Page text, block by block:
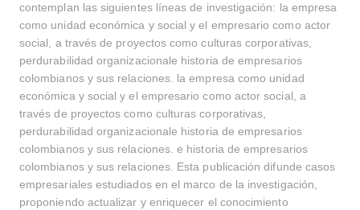
contemplan las siguientes líneas de investigación: la empresa
como unidad económica y social y el empresario como actor
social, a través de proyectos como culturas corporativas,
perdurabilidad organizacionale historia de empresarios
colombianos y sus relaciones. la empresa como unidad
económica y social y el empresario como actor social, a
través de proyectos como culturas corporativas,
perdurabilidad organizacionale historia de empresarios
colombianos y sus relaciones. e historia de empresarios
colombianos y sus relaciones. Esta publicación difunde casos
empresariales estudiados en el marco de la investigación,
proponiendo actualizar y enriquecer el conocimiento